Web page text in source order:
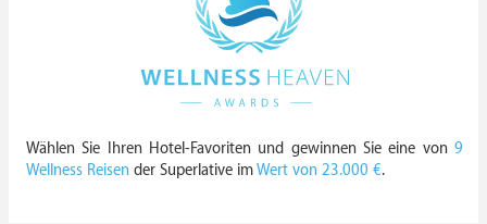
Wählen Sie Ihren Hotel-Favoriten und gewinnen Sie eine von 9
Wellness Reisen der Superlative imWert von 23.000 €.